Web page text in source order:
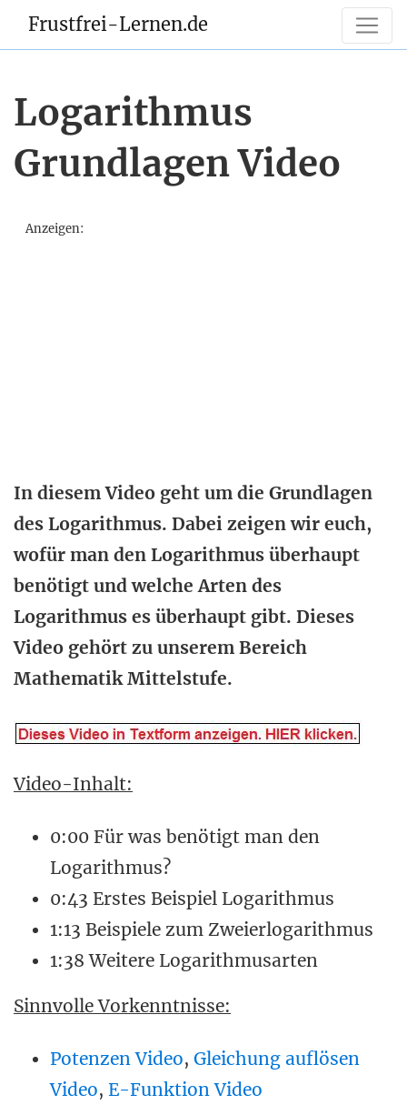
Frustfrei-Lernen.de
Logarithmus
Grundlagen Video
Anzeigen:
In diesem Video geht um die Grundlagen
des Logarithmus. Dabei zeigen wir euch,
wofür man den Logarithmus überhaupt
benötigt und welche Arten des
Logarithmus es überhaupt gibt. Dieses
Video gehört zu unserem Bereich
Mathematik Mittelstufe.
Video-Inhalt:
0:00 Für was benötigt man den
Logarithmus?
0:43 Erstes Beispiel Logarithmus
1:13 Beispiele zum Zweierlogarithmus
1:38 Weitere Logarithmusarten
Sinnvolle Vorkenntnisse:
Potenzen Video, Gleichung auflösen
Video, E-Funktion Video